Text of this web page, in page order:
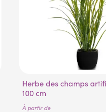
Herbe des champs artificielle plast
100 cm
À partir de